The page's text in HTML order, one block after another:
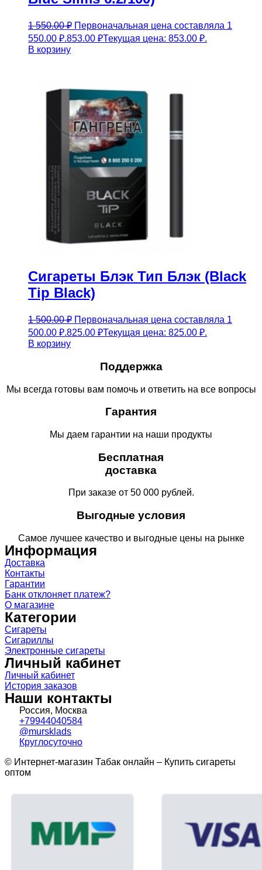
1 550.00₽ Первоначальная цена составляла 1
550.00 ₽.853.00 ₽Текущая цена: 853.00 ₽.
В корзину
Сигареты Блэк Тип Блэк (Black
Tip Black)
1 500.00₽ Первоначальная цена составляла 1
500.00 ₽.825.00 ₽Текущая цена: 825.00 ₽.
В корзину
Поддержка
Мы всегда готовы вам помочь и ответить на все вопросы
Гарантия
Мы даем гарантии на наши продукты
Бесплатная
доставка
При заказе от 50 000 рублей.
Выгодные условия
Самое лучшее качество и выгодные цены на рынке
Информация
Доставка
Контакты
Гарантии
Банк отклоняет платеж?
О магазине
Категории
Сигареты
Сигариллы
Электронные сигареты
Личный кабинет
Личный кабинет
История заказов
Наши контакты
Россия, Москва
+79944040584
@mursklads
Круглосуточно
© Интернет-магазин Табак онлайн – Купить сигареты
оптом